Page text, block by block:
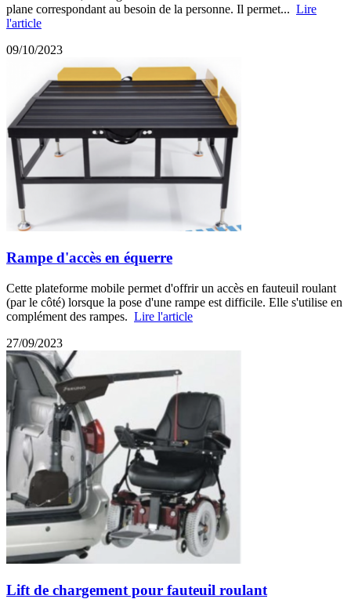
plane correspondant au besoin de la personne. Il permet... Lire
l'article
09/10/2023
Rampe d'accès en équerre
Cette plateforme mobile permet d'offrir un accès en fauteuil roulant
(par le côté) lorsque la pose d'une rampe est difficile. Elle s'utilise en
complément des rampes. Lire l'article
27/09/2023
Lift de chargement pour fauteuil roulant